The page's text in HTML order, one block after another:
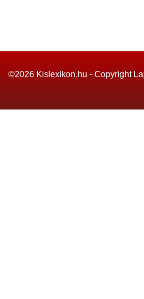
©2026 Kislexikon.hu - Copyright